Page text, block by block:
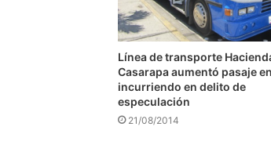
Línea de transporte
Casarapa aumentó pasaje
incurriendo en delito de
especulación
21/08/2014